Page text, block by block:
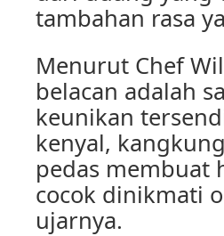
tambahan rasa
Menurut Chef
belacan adalah
keunikan
kenyal,
pedas membuat
cocok dinikmati
ujarnya.